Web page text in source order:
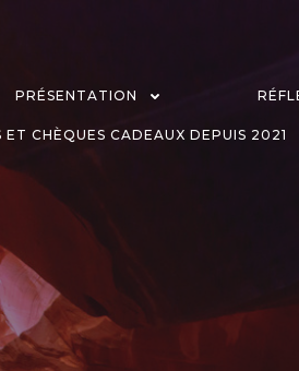
PRÉSENTATION
ET CHÈQUES CADEAUX DEPUIS 2021